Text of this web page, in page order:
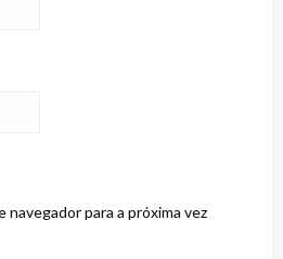
navegador para a próxima vez